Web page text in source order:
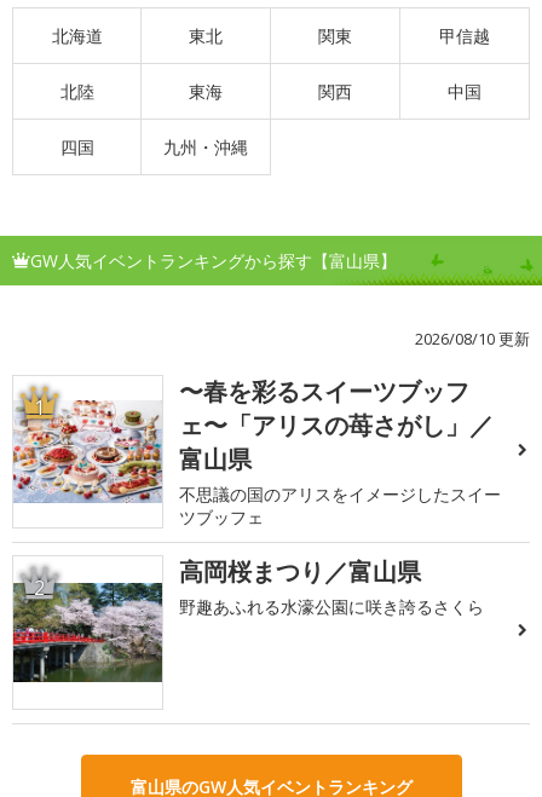
北海道 東北 関東 甲信越
北陸 東海 関西 中国
四国 九州・沖縄
GW人気イベントランキングから探す【富山県】
2026/08/10 更新
1
〜春を彩るスイーツブッフ
ェ〜「アリスの苺さがし」／
富山県
不思議の国のアリスをイメージしたスイー
ツブッフェ
2 高岡桜まつり／富山県
野趣あふれる水濠公園に咲き誇るさくら
富山県のGW人気イベントランキング